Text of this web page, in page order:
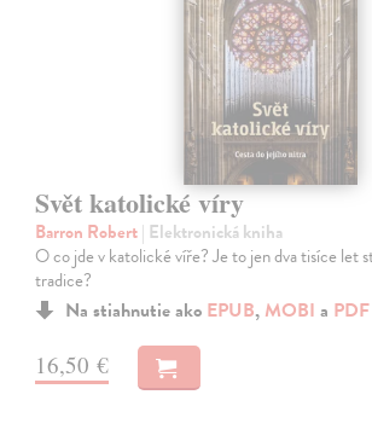
Svět katolické víry
Barron Robert| Elektronická kniha
O co jde v katolické víře? Je to jen dva tisíce let
tradice?
Na stiahnutie ako EPUB, MOBI a PDF
16,50 €